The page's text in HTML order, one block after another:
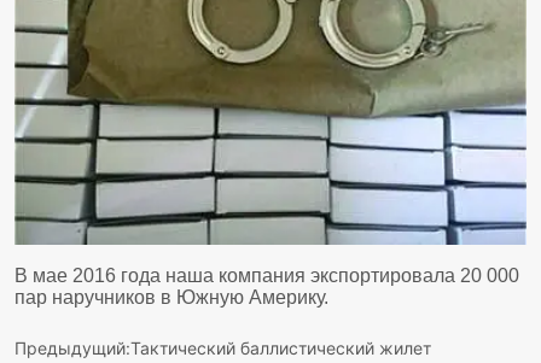
Предыдущий:Тактический баллистический жилет